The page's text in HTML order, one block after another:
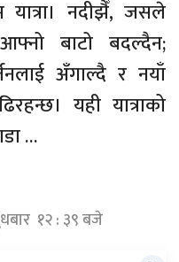
यात्रा। नदीझैँ, जसले
बाटो बदल्दैन;
अँगाल्दै र नयाँ
यही यात्राको
…
१२ : ३९ बजे